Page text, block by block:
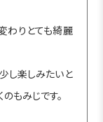
わりとても綺麗
し楽しみたいと
もみじです。